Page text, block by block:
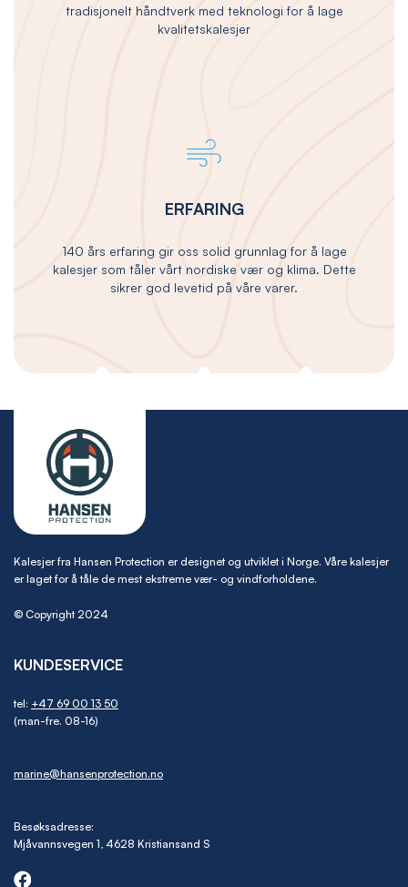
tradisjonelt håndtverk med teknologi for å lage
kvalitetskalesjer
ERFARING
140 års erfaring gir oss solid grunnlag for å lage
kalesjer som tåler vårt nordiske vær og klima. Dette
sikrer god levetid på våre varer.
Kalesjer fra Hansen Protection er designet og utviklet i Norge. Våre kalesjer
er laget for å tåle de mest ekstreme vær- og vindforholdene.
© Copyright 2024
KUNDESERVICE
tel: +47 69 00 13 50
(man-fre. 08-16)
marine@hansenprotection.no
Besøksadresse:
Mjåvannsvegen 1, 4628 Kristiansand S